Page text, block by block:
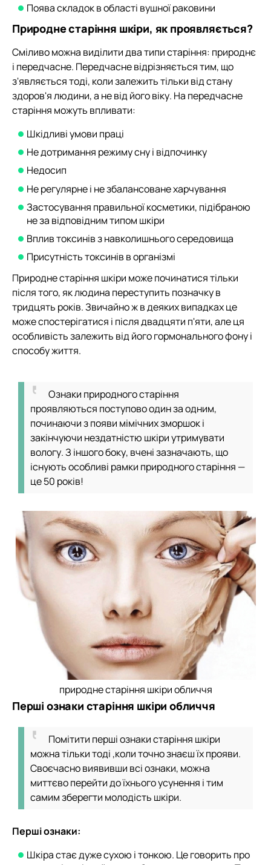
Поява складок в області вушної раковини
Природне старіння шкіри, як проявляється?
Сміливо можна виділити два типи старіння: природнє
і передчасне. Передчасне відрізняється тим, що
з'являється тоді, коли залежить тільки від стану
здоров'я людини, а не від його віку. На передчасне
старіння можуть впливати:
Шкідливі умови праці
Не дотримання режиму сну і відпочинку
Недосип
Не регулярне і не збалансоване харчування
Застосування правильної косметики, підібраною
не за відповідним типом шкіри
Вплив токсинів з навколишнього середовища
Присутність токсинів в організмі
Природне старіння шкіри може починатися тільки
після того, як людина переступить позначку в
тридцять років. Звичайно ж в деяких випадках це
може спостерігатися і після двадцяти п'яти, але ця
особливість залежить від його гормонального фону і
способу життя.
Ознаки природного старіння
проявляються поступово один за одним,
починаючи з появи мімічних зморшок і
закінчуючи нездатністю шкіри утримувати
вологу. З іншого боку, вчені зазначають, що
існують особливі рамки природного старіння —
це 50 років!
природне старіння шкіри обличчя
Перші ознаки старіння шкіри обличчя
Помітити перші ознаки старіння шкіри
можна тільки тоді ,коли точно знаєш їх прояви.
Своєчасно виявивши всі ознаки, можна
миттєво перейти до їхнього усунення і тим
самим зберегти молодість шкіри.
Перші ознаки:
Шкіра стає дуже сухою і тонкою. Це говорить про